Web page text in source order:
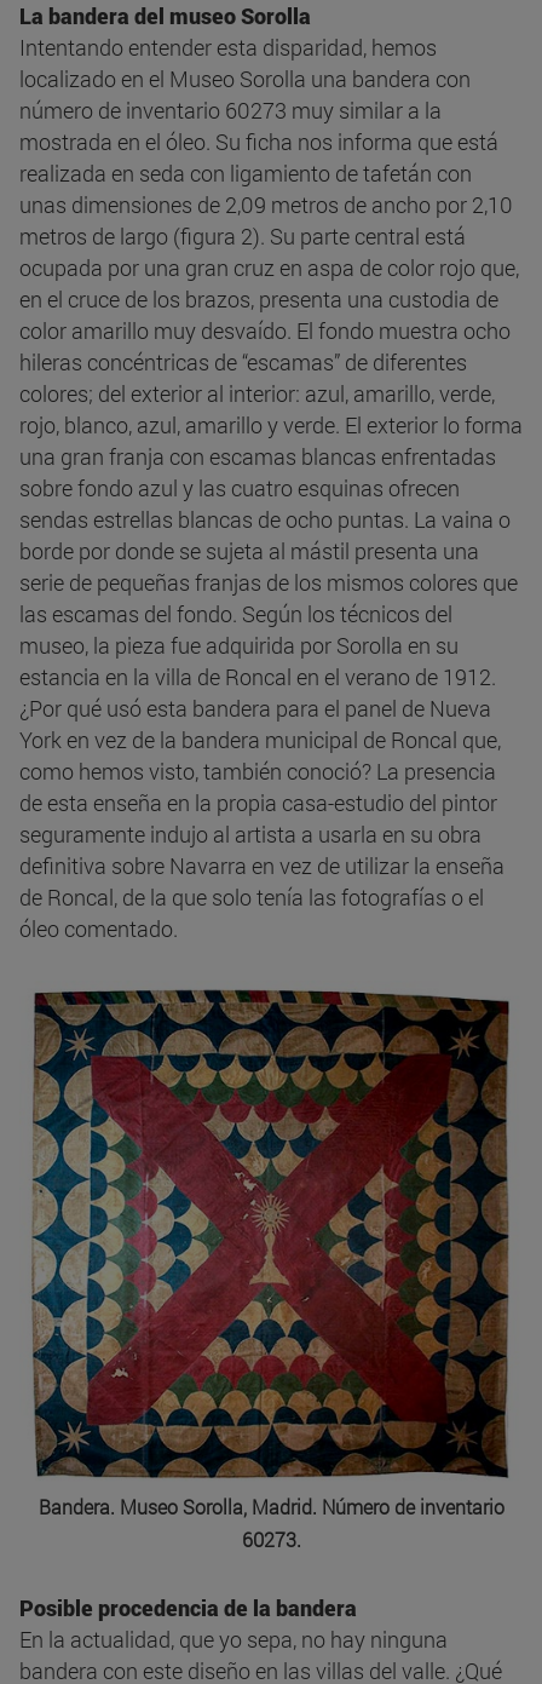
La bandera del museo Sorolla
Intentando entender esta disparidad, hemos
localizado en el Museo Sorolla una bandera con
número de inventario 60273 muy similar a la
mostrada en el óleo. Su ficha nos informa que está
realizada en seda con ligamiento de tafetán con
unas dimensiones de 2,09 metros de ancho por 2,10
metros de largo (figura 2). Su parte central está
ocupada por una gran cruz en aspa de color rojo que,
en el cruce de los brazos, presenta una custodia de
color amarillo muy desvaído. El fondo muestra ocho
hileras concéntricas de “escamas” de diferentes
colores; del exterior al interior: azul, amarillo, verde,
rojo, blanco, azul, amarillo y verde. El exterior lo forma
una gran franja con escamas blancas enfrentadas
sobre fondo azul y las cuatro esquinas ofrecen
sendas estrellas blancas de ocho puntas. La vaina o
borde por donde se sujeta al mástil presenta una
serie de pequeñas franjas de los mismos colores que
las escamas del fondo. Según los técnicos del
museo, la pieza fue adquirida por Sorolla en su
estancia en la villa de Roncal en el verano de 1912.
¿Por qué usó esta bandera para el panel de Nueva
York en vez de la bandera municipal de Roncal que,
como hemos visto, también conoció? La presencia
de esta enseña en la propia casa-estudio del pintor
seguramente indujo al artista a usarla en su obra
definitiva sobre Navarra en vez de utilizar la enseña
de Roncal, de la que solo tenía las fotografías o el
óleo comentado.
Bandera. Museo Sorolla, Madrid. Número de inventario
60273.
Posible procedencia de la bandera
En la actualidad, que yo sepa, no hay ninguna
bandera con este diseño en las villas del valle. ¿Qué